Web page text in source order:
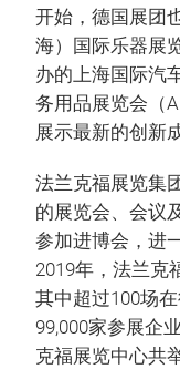
开始，德国展团
海）国际乐器展
办的上海国际汽
务用品展览会（
展示最新的创新
法兰克福展览集
的展览会、会议
参加进博会，进
2019年，法兰克
其中超过100场
99,000家参展企
克福展览中心共